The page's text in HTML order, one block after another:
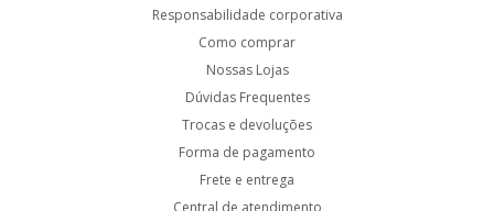
Responsabilidade corporativa
Como comprar
Nossas Lojas
Dúvidas Frequentes
Trocas e devoluções
Forma de pagamento
Frete e entrega
Central de atendimento